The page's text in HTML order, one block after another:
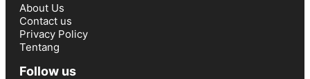
About Us
Contact us
Privacy Policy
Tentang
Follow us